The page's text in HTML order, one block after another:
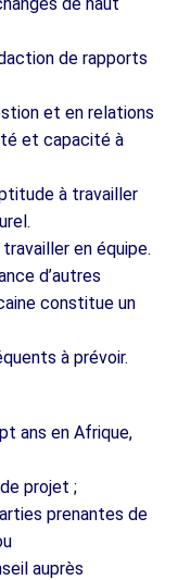
de rapports
et en relations
et capacité à
à travailler
en équipe.
d’autres
constitue un
à prévoir.
ans en Afrique,
projet ;
prenantes de
auprès